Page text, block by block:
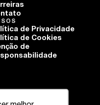
de Privacidade
de Cookies
de